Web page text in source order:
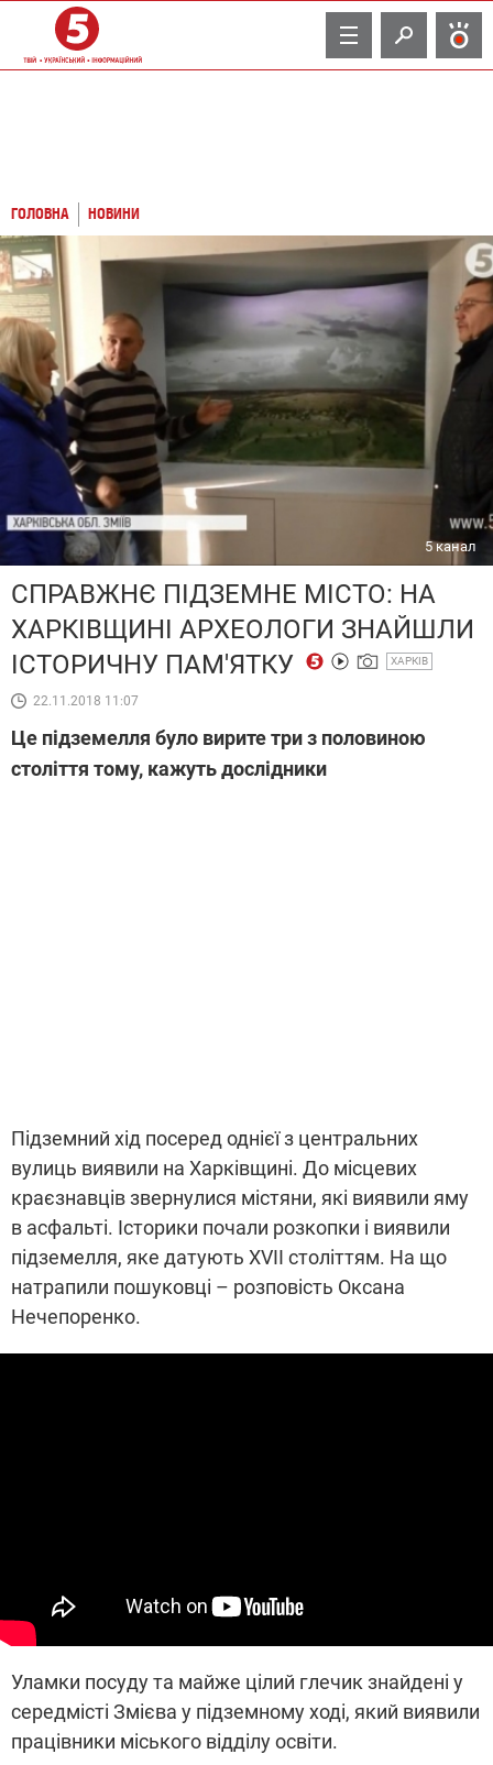
TV
ГОЛОВНА НОВИНИ
5 канал
СПРАВЖНЄ ПІДЗЕМНЕ МІСТО: НА
ХАРКІВЩИНІ АРХЕОЛОГИ ЗНАЙШЛИ
ІСТОРИЧНУ ПАМ'ЯТКУ
ХАРКІВ
22.11.2018 11:07
Це підземелля було вирите три з половиною
століття тому, кажуть дослідники
Підземний хід посеред однієї з центральних
вулиць виявили на Харківщині. До місцевих
краєзнавців звернулися містяни, які виявили яму
в асфальті. Історики почали розкопки і виявили
підземелля, яке датують XVII століттям. На що
натрапили пошуковці – розповість Оксана
Нечепоренко.
Уламки посуду та майже цілий глечик знайдені у
середмісті Змієва у підземному ході, який виявили
працівники міського відділу освіти.